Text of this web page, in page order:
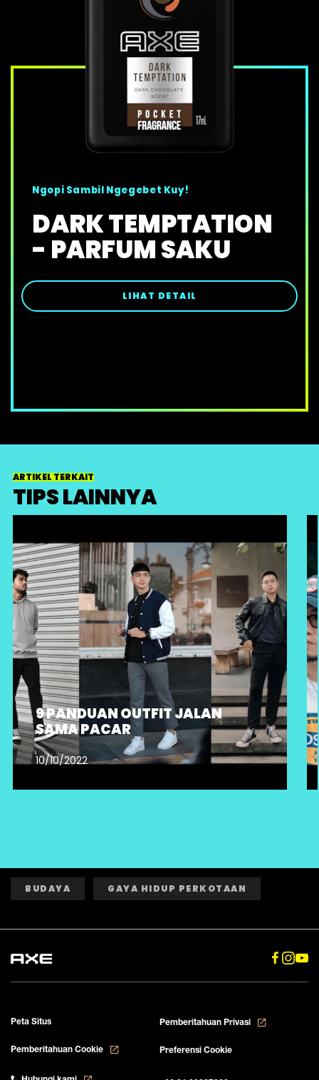
Ngopi Sambil Ngegebet Kuy!
DARK TEMPTATION
- PARFUM SAKU
LIHAT DETAIL
ARTIKEL TERKAIT
TIPS LAINNYA
9 PANDUAN OUTFIT JALAN
SAMA PACAR
10/10/2022
BUDAYA GAYA HIDUP PERKOTAAN
Peta Situs Pemberitahuan Privasi
Pemberitahuan Cookie Preferensi Cookie